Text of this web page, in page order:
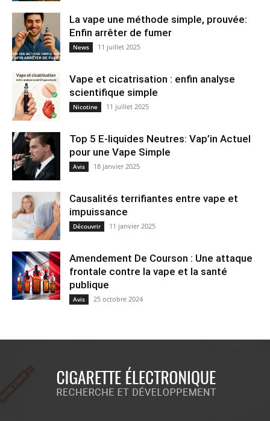
La vape une méthode simple, prouvée:
Enfin arrêter de fumer
News 11 juillet 2025
Vape et cicatrisation : enfin analyse
scientifique simple
Nicotine 11 juillet 2025
Top 5 E-liquides Neutres: Vap’in Actuel
pour une Vape Simple
Avis 18 janvier 2025
Causalités terrifiantes entre vape et
impuissance
Découvrir 11 janvier 2025
Amendement De Courson : Une attaque
frontale contre la vape et la santé
publique
Avis 25 octobre 2024